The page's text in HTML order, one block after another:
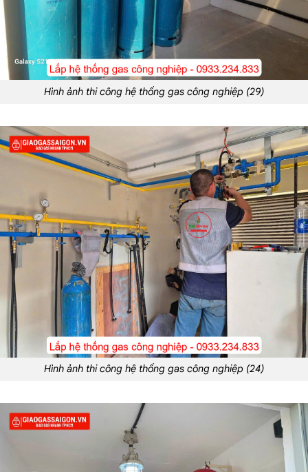
Hình ảnh thi công hệ thống gas công nghiệp (29)
Hình ảnh thi công hệ thống gas công nghiệp (24)